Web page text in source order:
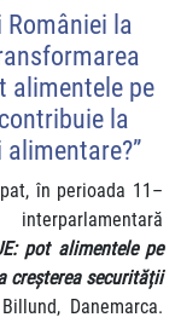
la
alimentele pe
la
în perioada 11–
pot alimentele pe
creșterea securității
Danemarca.